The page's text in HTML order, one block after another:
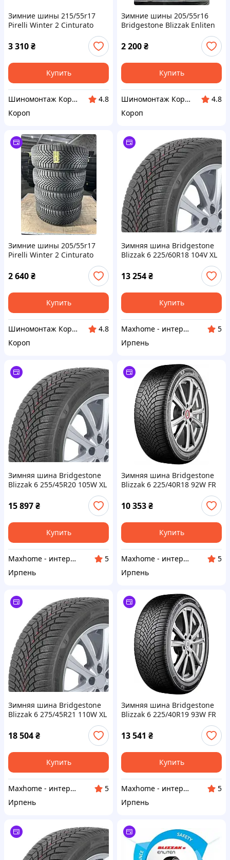
Зимние шины 215/55r17
Pirelli Winter 2 Cinturato
3 310₴
Купить
Шиномонтаж Короп
4.8
Короп
Зимние шины 205/55r16
Bridgestone Blizzak Enliten
2 200₴
Купить
Шиномонтаж Короп
4.8
Короп
Зимние шины 205/55r17
Pirelli Winter 2 Cinturato
2 640₴
Купить
Шиномонтаж Короп
4.8
Короп
Зимняя шина Bridgestone
Blizzak 6 225/60R18 104V XL
13 254₴
Купить
Maxhome - интернет магазин
5
Ирпень
Зимняя шина Bridgestone
Blizzak 6 255/45R20 105W XL
15 897₴
Купить
Maxhome - интернет магазин
5
Ирпень
Зимняя шина Bridgestone
Blizzak 6 225/40R18 92W FR
10 353₴
Купить
Maxhome - интернет магазин
5
Ирпень
Зимняя шина Bridgestone
Blizzak 6 275/45R21 110W XL
18 504₴
Купить
Maxhome - интернет магазин
5
Ирпень
Зимняя шина Bridgestone
Blizzak 6 225/40R19 93W FR
13 541 ₴
Купить
Maxhome - интернет магазин
5
Ирпень